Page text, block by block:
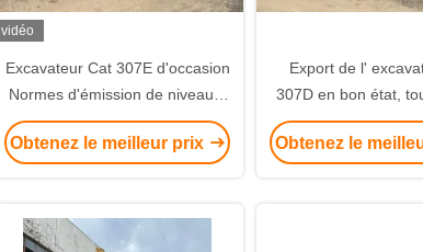
vidéo
Excavateur Cat 307E d'occasion
Normes d'émission de niveau 2
Faible consommation de
carburant
Obtenez le meilleur prix
Export de l'
307D en bon état,
meilleur
Obtenez le